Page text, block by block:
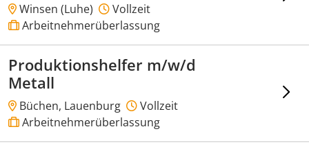
Winsen (Luhe)
Vollzeit
Arbeitnehmerüberlassung
Produktionshelfer m/w/d
Metall
Büchen, Lauenburg
Vollzeit
Arbeitnehmerüberlassung